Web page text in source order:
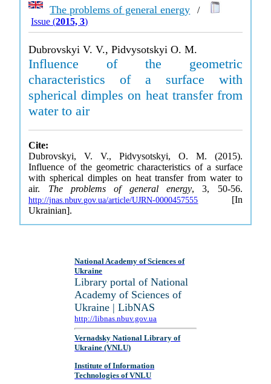
The problems of general energy /
Issue (2015, 3)
Dubrovskyi V. V., Pidvysotskyi O. M.
Influence of the geometric
characteristics of a surface with
spherical dimples on heat transfer from
water to air
Cite:
Dubrovskyi, V. V., Pidvysotskyi, O. M. (2015).
Influence of the geometric characteristics of a surface
with spherical dimples on heat transfer from water to
air. The problems of general energy, 3, 50-56.
http://jnas.nbuv.gov.ua/article/UJRN-0000457555 [In
Ukrainian].
National Academy of Sciences of
Ukraine
Library portal of National
Academy of Sciences of
Ukraine | LibNAS
http://libnas.nbuv.gov.ua
Vernadsky National Library of
Ukraine (VNLU)
Institute of Information
Technologies of VNLU